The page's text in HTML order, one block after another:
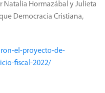
Natalia Hormazábal y Julieta
Democracia Cristiana,
el-proyecto-de-
fiscal-2022/